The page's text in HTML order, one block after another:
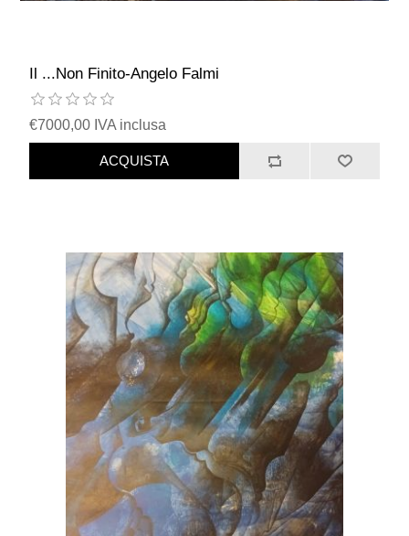
Il ...Non Finito-Angelo Falmi
€7000,00 IVA inclusa
ACQUISTA